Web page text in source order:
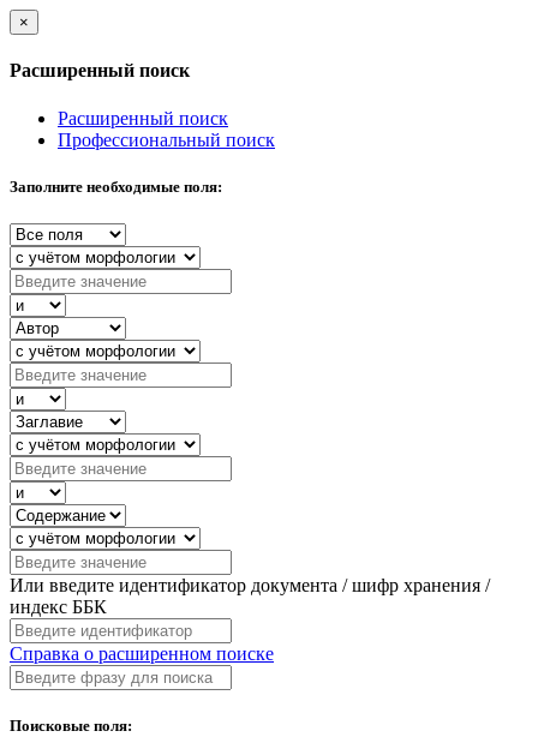
×
Расширенный поиск
Расширенный поиск
Профессиональный поиск
Заполните необходимые поля:
Или введите идентификатор документа / шифр хранения /
индекс ББК
Справка о расширенном поиске
Поисковые поля: